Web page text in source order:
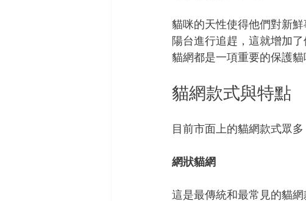
貓咪的天性使得他們對新
陽台進行追趕，這就增加
貓網都是一項重要的保護貓
貓網款式與特點
目前市面上的貓網款式眾
網狀貓網
這是最傳統和最常見的貓